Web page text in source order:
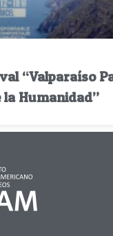
“Valparaíso
Humanidad”